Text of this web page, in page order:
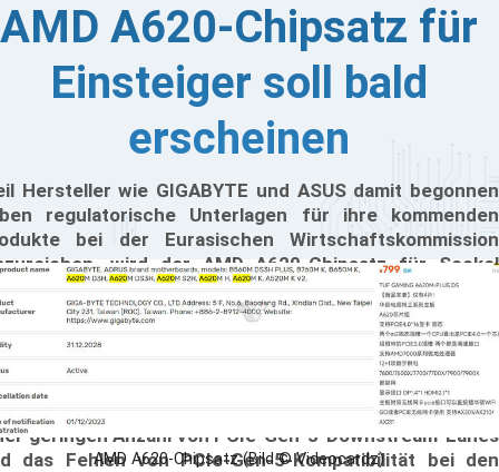
AMD A620-Chipsatz für
Einsteiger soll bald
erscheinen
Hersteller wie GIGABYTE und ASUS damit begonnen
regulatorische Unterlagen für ihre kommenden
bei der Eurasischen Wirtschaftskommission
wird der AMD A620-Chipsatz für Sockel
Motherboards wohl bald verfügbar sein. Dies sollte
Kosten für AM5-Motherboards auf die von AMD
prognostizierte Marke von 125 US-Dollar (vor
bzw. 150€ senken. Der A620 wird sich in einigen
vom B650 unterscheiden, darunter die fehlende
die CPU zu übertakten, die Verfügbarkeit
geringen Anzahl von PCIe-Gen-3-Downstream-Lanes
das Fehlen von PCIe-Gen-5-Kompatibilität bei den
AMD A620-Chipsatz (Bild © Videocardz)